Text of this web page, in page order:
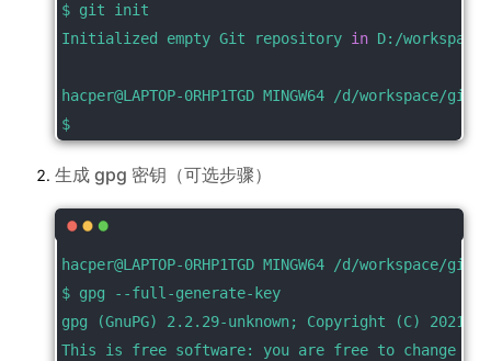
$ git init
Initialized empty Git repository in D:/
hacper@LAPTOP-0RHP1TGD MINGW64 /d/workspace/
$
生成 gpg 密钥（可选步骤）
hacper@LAPTOP-0RHP1TGD MINGW64 /d/workspace/
$ gpg --full-generate-key
gpg (GnuPG) 2.2.29-unknown; Copyright (C) 2021
This is free software: you are free to change